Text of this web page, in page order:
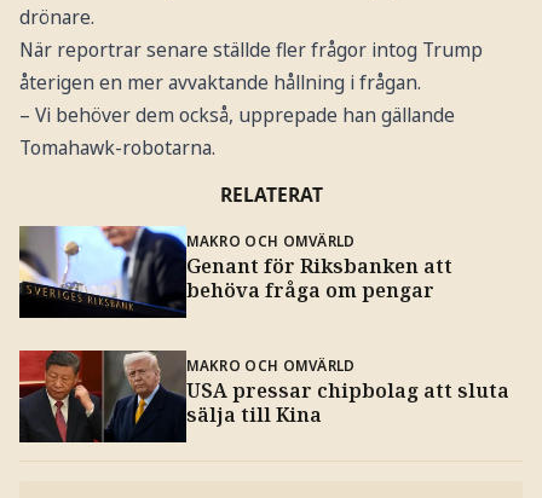
drönare.
När reportrar senare ställde fler frågor intog Trump
återigen en mer avvaktande hållning i frågan.
– Vi behöver dem också, upprepade han gällande
Tomahawk-robotarna.
RELATERAT
MAKRO OCH OMVÄRLD
Genant för Riksbanken att
behöva fråga om pengar
MAKRO OCH OMVÄRLD
USA pressar chipbolag att sluta
sälja till Kina